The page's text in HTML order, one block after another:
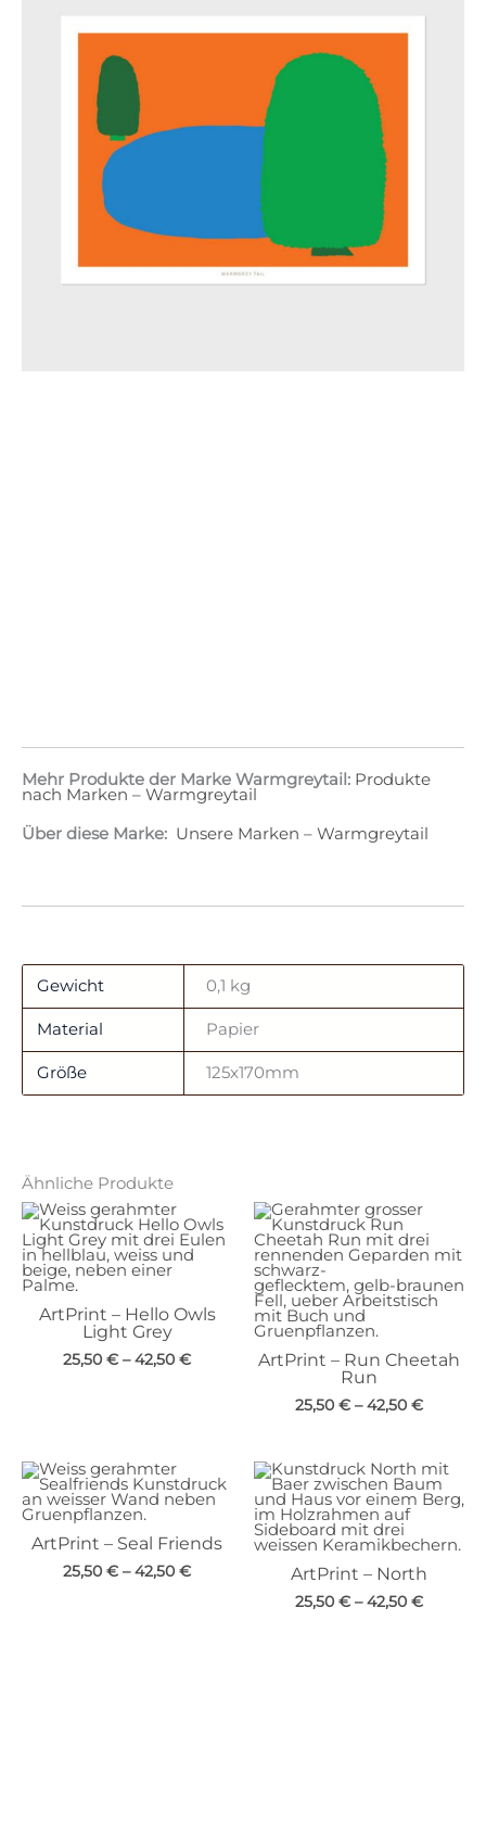
Mehr Produkte der Marke Warmgreytail: Produkte
nach Marken – Warmgreytail
Über diese Marke: Unsere Marken – Warmgreytail
Gewicht 0,1 kg
Material Papier
Größe 125x170mm
Ähnliche Produkte
ArtPrint – Hello Owls
Light Grey
25,50 € –42,50 €
ArtPrint – Run Cheetah
Run
25,50 € –42,50 €
ArtPrint – Seal Friends
25,50 € –42,50 € ArtPrint – North
25,50 € –42,50 €